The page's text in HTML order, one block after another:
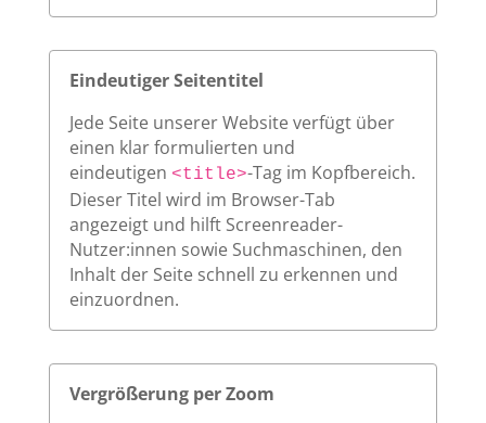
Eindeutiger Seitentitel
Jede Seite unserer Website verfügt über
einen klar formulierten und
eindeutigen <title>-Tag im Kopfbereich.
Dieser Titel wird im Browser-Tab
angezeigt und hilft Screenreader-
Nutzer:innen sowie Suchmaschinen, den
Inhalt der Seite schnell zu erkennen und
einzuordnen.
Vergrößerung per Zoom